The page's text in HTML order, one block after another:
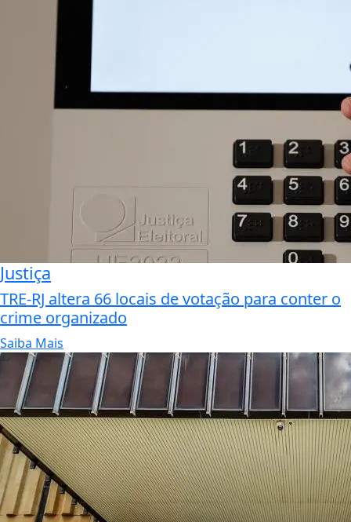
Justiça
TRE-RJ altera 66 locais de votação para conter o
crime organizado
Saiba Mais